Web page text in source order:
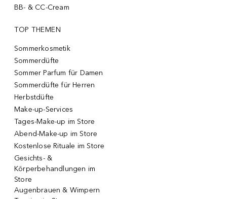
BB- & CC-Cream
TOP THEMEN
Sommerkosmetik
Sommerdüfte
Sommer Parfum für Damen
Sommerdüfte für Herren
Herbstdüfte
Make-up-Services
Tages-Make-up im Store
Abend-Make-up im Store
Kostenlose Rituale im Store
Gesichts- &
Körperbehandlungen im
Store
Augenbrauen & Wimpern